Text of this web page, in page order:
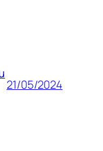
21/05/2024